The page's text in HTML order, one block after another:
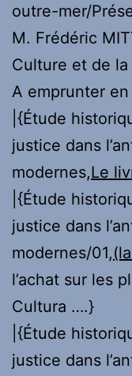
outre-mer/
M. Frédéric
Culture et de
A emprunter
|{Étude
justice dans
modernes,Le
|{Étude
justice dans
modernes/01,
l’achat sur les
Cultura ….}
|{Étude
justice dans